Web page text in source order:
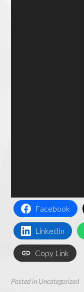
Facebook
LinkedIn
Copy Link
Posted in Uncategorized